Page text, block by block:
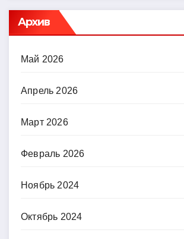
Архив
Май 2026
Апрель 2026
Март 2026
Февраль 2026
Ноябрь 2024
Октябрь 2024